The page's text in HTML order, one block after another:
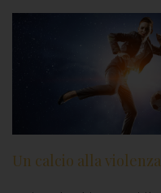
Un calcio alla violenza